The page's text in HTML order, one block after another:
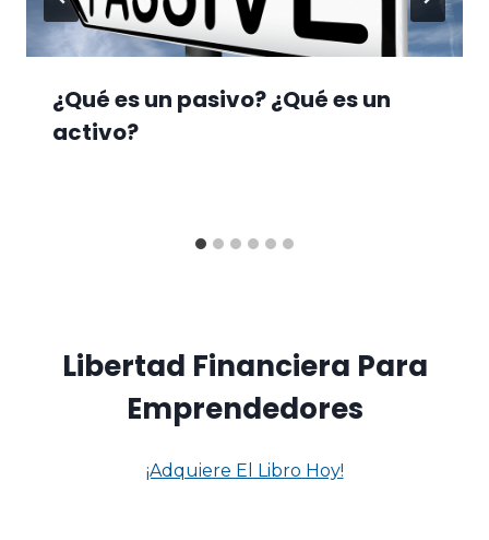
¿Qué es un pasivo? ¿Qué es un
activo?
Libertad Financiera Para
Emprendedores
¡Adquiere El Libro Hoy!